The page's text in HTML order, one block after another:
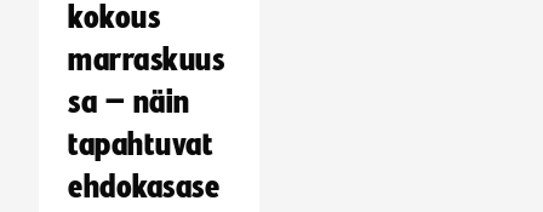
kokous
marraskuus
sa – näin
tapahtuvat
ehdokasase